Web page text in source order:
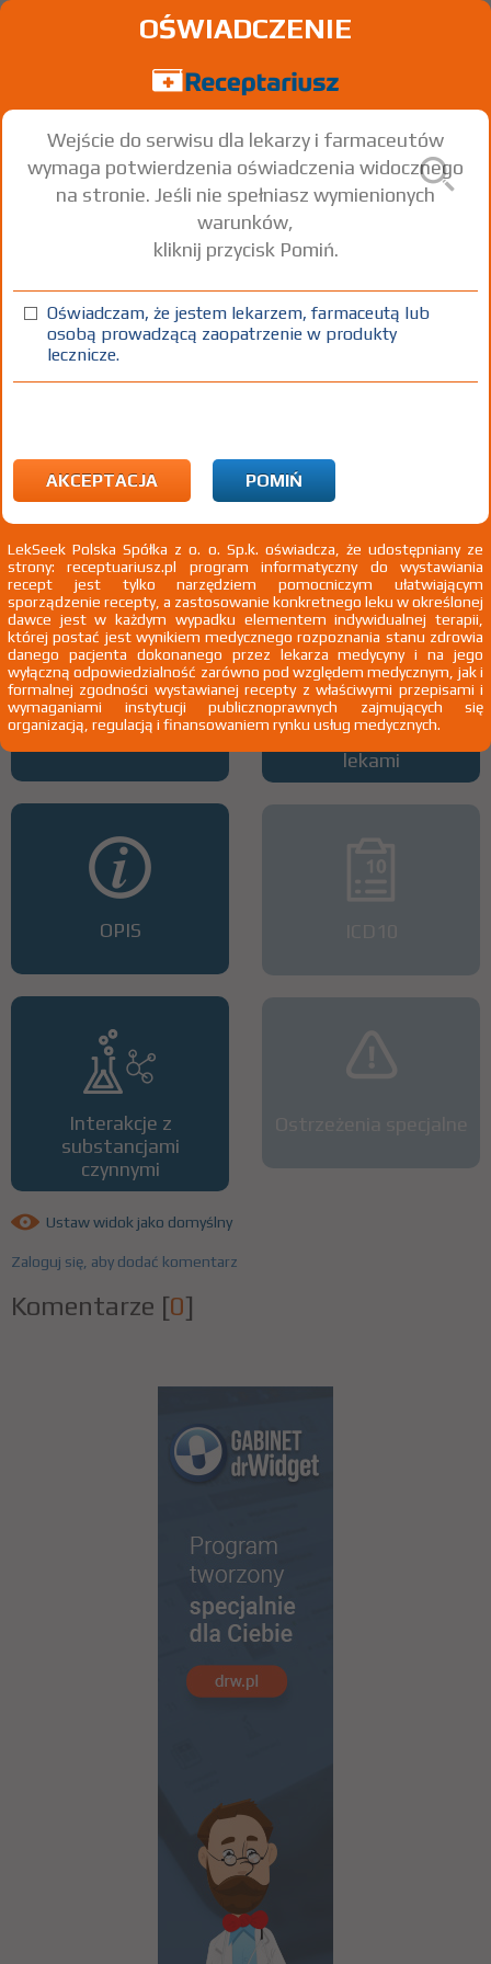
NormaNail
krem 1 op. 30 ml Na skórę
100%
19,50
Wszystkie dawki leku
Interakcje z lekami
OPIS
Interakcje z
substancjami
czynnymi
ATC
Interakcje z wieloma
lekami
Ustaw widok jako domyślny
Zaloguj się, aby dodać komentarz
Komentarze [0]
OŚWIADCZENIE
Wejście do serwisu dla lekarzy i farmaceutów
wymaga potwierdzenia oświadczenia widocznego
na stronie. Jeśli nie spełniasz wymienionych
warunków,
kliknij przycisk Pomiń.
Oświadczam, że jestem lekarzem, farmaceutą lub
osobą prowadzącą zaopatrzenie w produkty
lecznicze.
AKCEPTACJA POMIŃ
LekSeek Polska Spółka z o. o. Sp.k. oświadcza, że udostępniany ze
strony: receptuariusz.pl program informatyczny do wystawiania
recept jest tylko narzędziem pomocniczym ułatwiającym
sporządzenie recepty, a zastosowanie konkretnego leku w określonej
dawce jest w każdym wypadku elementem indywidualnej terapii,
której postać jest wynikiem medycznego rozpoznania stanu zdrowia
danego pacjenta dokonanego przez lekarza medycyny i na jego
wyłączną odpowiedzialność zarówno pod względem medycznym, jak i
formalnej zgodności wystawianej recepty z właściwymi przepisami i
wymaganiami instytucji publicznoprawnych zajmujących się
organizacją, regulacją i finansowaniem rynku usług medycznych.